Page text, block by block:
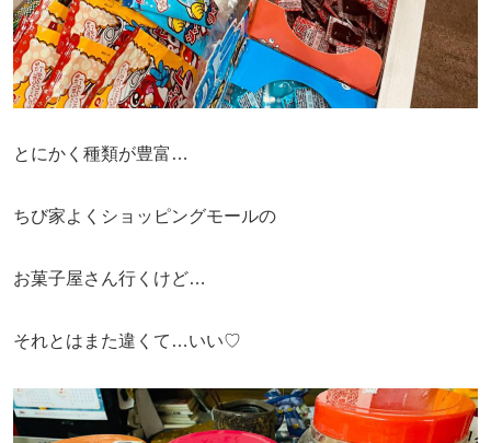
とにかく種類が豊富…
ちび家よくショッピングモールの
お菓子屋さん行くけど…
それとはまた違くて…いい♡